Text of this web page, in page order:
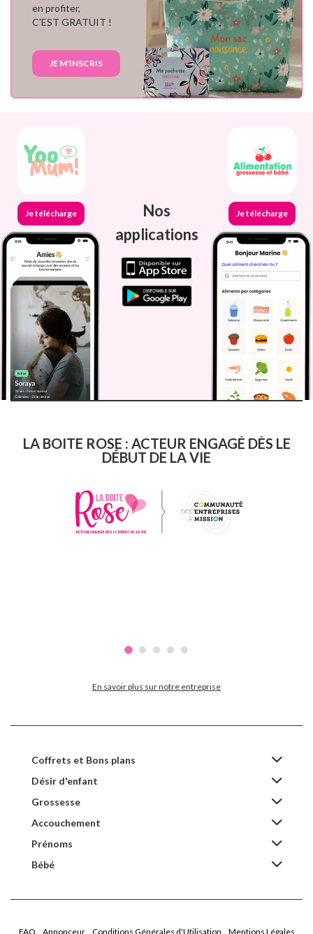
en profiter,
C'EST GRATUIT !
JE M'INSCRIS
Je télécharge
Nos
applications
Je télécharge
LA BOITE ROSE : ACTEUR ENGAGÉ DÈS LE
DÉBUT DE LA VIE
En savoir plus sur notre entreprise
Coffrets et Bons plans
Désir d'enfant
Grossesse
Accouchement
Prénoms
Bébé
FAQ Annonceur Conditions Générales d'Utilisation Mentions Légales